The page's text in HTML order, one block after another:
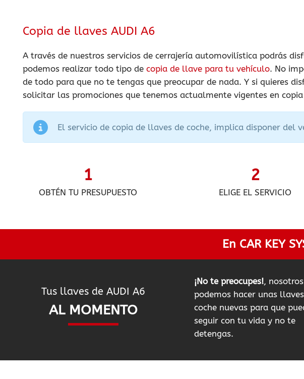
Copia de llaves AUDI A6
A través de nuestros servicios de cerrajería automovilística podrás
podemos realizar todo tipo de copia de llave para tu vehículo. No
de todo para que no te tengas que preocupar de nada. Y si quieres
solicitar las promociones que tenemos actualmente vigentes en
El servicio de copia de llaves de coche, implica disponer del
1
OBTÉN TU PRESUPUESTO
2
ELIGE EL SERVICIO
En CAR KEY
Tus llaves de AUDI A6
AL MOMENTO
¡No te preocupes!, nosotros
podemos hacer unas
coche nuevas para que
seguir con tu vida y no te
detengas.